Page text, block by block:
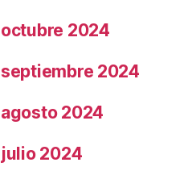
octubre 2024
septiembre 2024
agosto 2024
julio 2024